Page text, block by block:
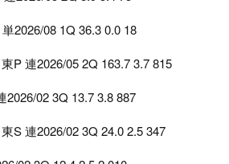
2026/08 1Q 36.3 0.0 18
P 連2026/05 2Q 163.7 3.7 815
2026/02 3Q 13.7 3.8 887
S 連2026/02 3Q 24.0 2.5 347